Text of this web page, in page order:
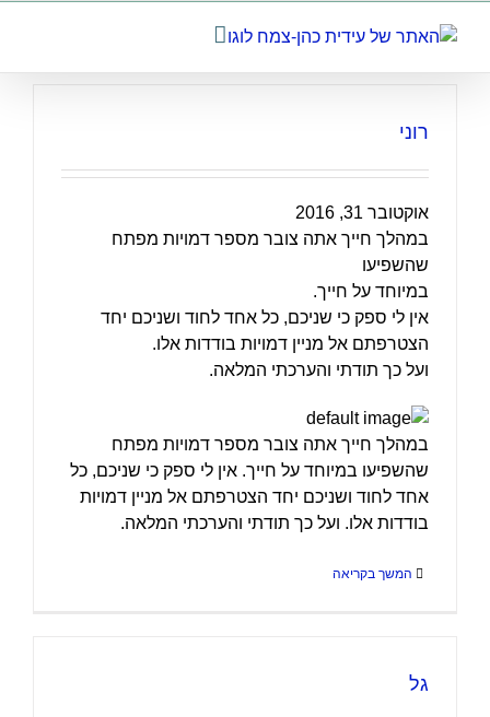
לתוכן
רוני
אוקטובר 31, 2016
במהלך חייך אתה צובר מספר דמויות מפתח
שהשפיעו
במיוחד על חייך.
אין לי ספק כי שניכם, כל אחד לחוד ושניכם יחד
הצטרפתם אל מניין דמויות בודדות אלו.
ועל כך תודתי והערכתי המלאה.
במהלך חייך אתה צובר מספר דמויות מפתח
שהשפיעו במיוחד על חייך. אין לי ספק כי שניכם, כל
אחד לחוד ושניכם יחד הצטרפתם אל מניין דמויות
בודדות אלו. ועל כך תודתי והערכתי המלאה.
המשך בקריאה
גל